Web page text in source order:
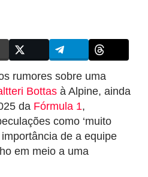
rumores sobre uma
Bottas à Alpine, ainda
da Fórmula 1,
como ‘muito
de a equipe
em meio a uma